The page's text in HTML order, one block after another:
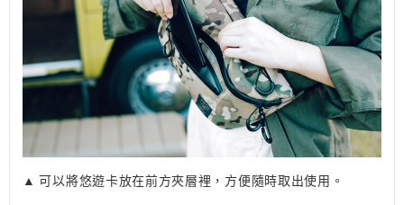
▲ 可以將悠遊卡放在前方夾層裡，方便隨時取出使用。